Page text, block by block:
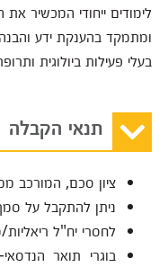
לימודים ייחודי המכשיר את
ומתמקד בהענקת ידע
בעלי פעילות ביולוגית
תנאי הקבלה
ציון סכם, המורכב
ניתן להתקבל על
לחסרי יח"ל
בוגרי תואר